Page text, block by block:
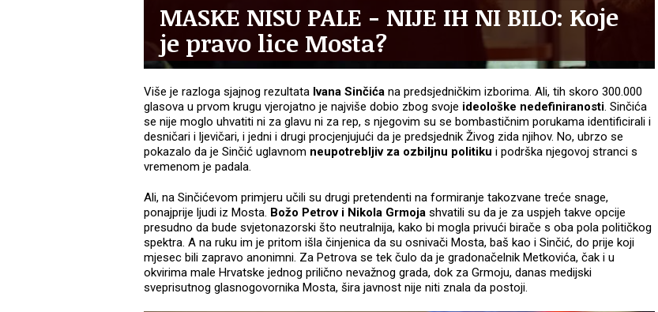
MASKE NISU PALE - NIJE IH NI BILO: Koje
je pravo lice Mosta?
Više je razloga sjajnog rezultata Ivana Sinčića na predsjedničkim izborima. Ali, tih skoro 300.000
glasova u prvom krugu vjerojatno je najviše dobio zbog svoje ideološke nedefiniranosti. Sinčića
se nije moglo uhvatiti ni za glavu ni za rep, s njegovim su se bombastičnim porukama identificirali i
desničari i ljevičari, i jedni i drugi procjenjujući da je predsjednik Živog zida njihov. No, ubrzo se
pokazalo da je Sinčić uglavnom neupotrebljiv za ozbiljnu politiku i podrška njegovoj stranci s
vremenom je padala.
Ali, na Sinčićevom primjeru učili su drugi pretendenti na formiranje takozvane treće snage,
ponajprije ljudi iz Mosta. Božo Petrov i Nikola Grmoja shvatili su da je za uspjeh takve opcije
presudno da bude svjetonazorski što neutralnija, kako bi mogla privući birače s oba pola političkog
spektra. A na ruku im je pritom išla činjenica da su osnivači Mosta, baš kao i Sinčić, do prije koji
mjesec bili zapravo anonimni. Za Petrova se tek čulo da je gradonačelnik Metkovića, čak i u
okvirima male Hrvatske jednog prilično nevažnog grada, dok za Grmoju, danas medijski
sveprisutnog glasnogovornika Mosta, šira javnost nije niti znala da postoji.